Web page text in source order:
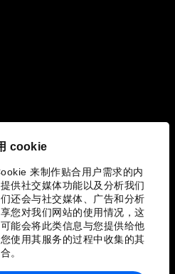
cookie
来制作贴合用户需求的内
供社交媒体功能以及分析我们
还会与社交媒体、广告和分析
您对我们网站的使用情况，这
能会将此类信息与您提供给他
使用其服务的过程中收集的其
。